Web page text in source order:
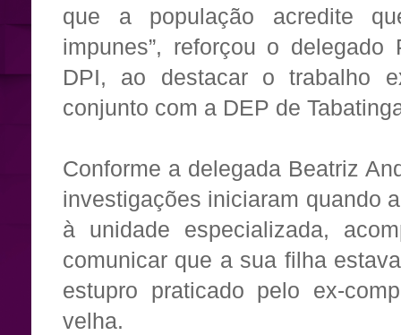
que a população acredite
impunes”, reforçou o
DPI, ao destacar o trabalho
conjunto com a DEP de
Conforme a delegada Beatriz
investigações iniciaram quando
à unidade especializada,
comunicar que a sua filha
estupro praticado pelo ex-
velha.